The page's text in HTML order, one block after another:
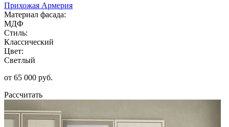
Прихожая Армерия
Материал фасада:
МДФ
Стиль:
Классический
Цвет:
Светлый
от 65 000 руб.
Рассчитать